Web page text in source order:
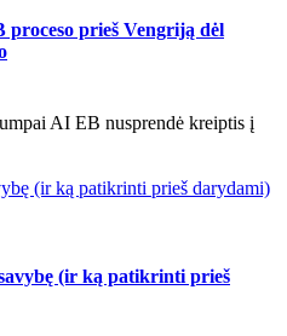
prieš Vengriją dėl
AI EB nusprendė kreiptis į
(ir ką patikrinti prieš darydami)
(ir ką patikrinti prieš